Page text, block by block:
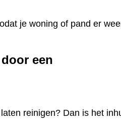
je woning of pand er
een
reinigen? Dan is het